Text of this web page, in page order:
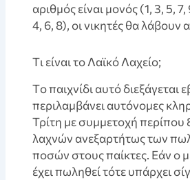
αριθμός είναι μονός (1, 3, 5,
4, 6, 8), οι νικητές θα λάβουν
Tι είναι το Λαϊκό Λαχείο;
Tο παιχνίδι αυτό διεξάγεται
περιλαμβάνει αυτόνομες
Τρίτη με συμμετοχή
λαχνών ανεξαρτήτως των
ποσών στους παίκτες. Εάν ο
έχει πωληθεί τότε υπάρχει